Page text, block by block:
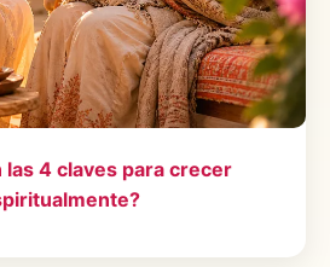
las 4 claves para crecer